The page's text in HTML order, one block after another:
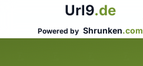
Url9.de
Powered by Shrunken.com